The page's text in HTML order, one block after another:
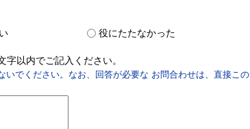
役にたたなかった
字以内でご記入ください。
いでください。なお、回答が必要な お問合わせは、直接この